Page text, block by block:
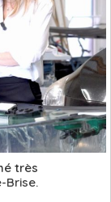
très
Brise.